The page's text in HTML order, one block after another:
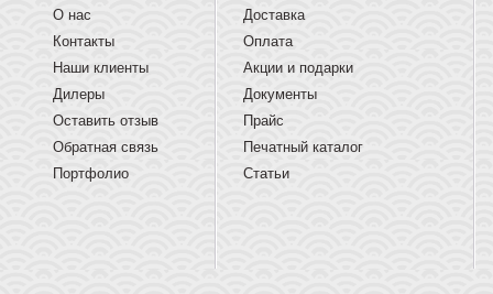
О нас
Контакты
Наши клиенты
Дилеры
Оставить отзыв
Обратная связь
Портфолио
Доставка
Оплата
Акции и подарки
Документы
Прайс
Печатный каталог
Статьи